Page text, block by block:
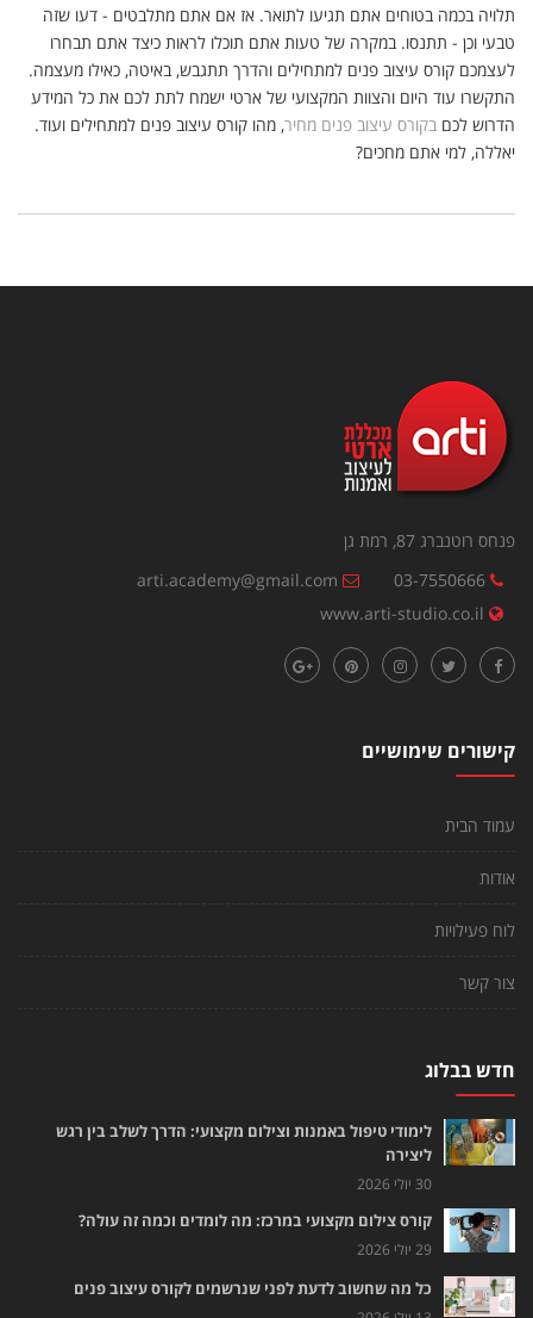
תלויה בכמה בטוחים אתם תגיעו לתואר. אז אם אתם מתלבטים - דעו שזה
טבעי וכן - תתנסו. במקרה של טעות אתם תוכלו לראות כיצד אתם תבחרו
לעצמכם קורס עיצוב פנים למתחילים והדרך תתגבש, באיטה, כאילו מעצמה.
התקשרו עוד היום והצוות המקצועי של ארטי ישמח לתת לכם את כל המידע
הדרוש לכם בקורס עיצוב פנים מחיר, מהו קורס עיצוב פנים למתחילים ועוד.
יאללה, למי אתם מחכים?
פנחס רוטנברג 87, רמת גן
03-7550666
arti.academy@gmail.com
www.arti-studio.co.il
קישורים שימושיים
עמוד הבית
אודות
לוח פעילויות
צור קשר
חדש בבלוג
לימודי טיפול באמנות וצילום מקצועי: הדרך לשלב בין רגש
ליצירה
30 יולי 2026
קורס צילום מקצועי במרכז: מה לומדים וכמה זה עולה?
29 יולי 2026
כל מה שחשוב לדעת לפני שנרשמים לקורס עיצוב פנים